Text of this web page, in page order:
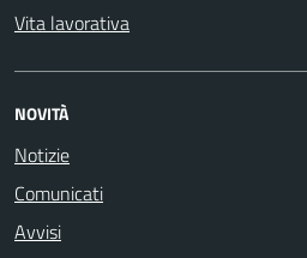
Vita lavorativa
NOVITÀ
Notizie
Comunicati
Avvisi